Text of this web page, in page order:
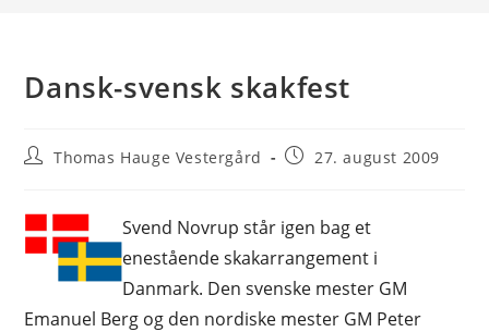
Dansk-svensk skakfest
PostThomas Hauge Vestergård
Post27. august 2009
Svend Novrup står igen bag et
enestående skakarrangement i
Danmark. Den svenske mester GM
Emanuel Berg og den nordiske mester GM Peter